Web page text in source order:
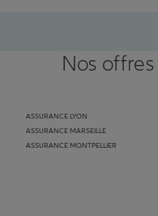
Nos
ASSURANCE LYON
ASSURANCE MARSEILLE
ASSURANCE MONTPELLIER